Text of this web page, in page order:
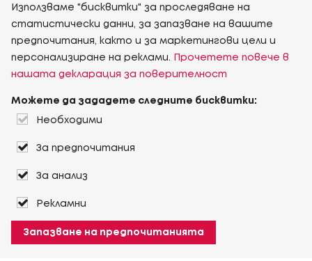
Използваме "бисквитки" за проследяване на
статистически данни, за запазване на вашите
предпочитания, както и за маркетингови цели и
персонализиране на реклами.
Прочетете повече в
нашата декларация за поверителност
Можете да зададете следните бисквитки:
Необходими
За предпочитания
За анализ
Рекламни
Запазване на предпочитанията